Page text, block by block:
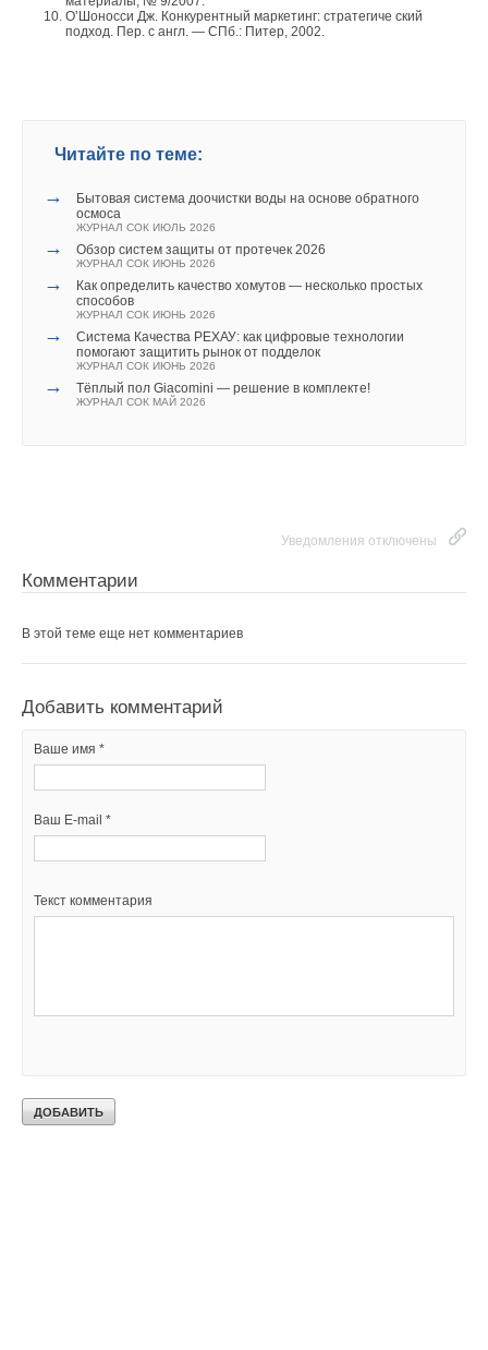
О’Шоносси Дж. Конкурентный маркетинг: стратегиче ский
подход. Пер. с англ. — СПб.: Питер, 2002.
Читайте по теме:
→
Бытовая система доочистки воды на основе обратного
осмоса
ЖУРНАЛ СОК ИЮЛЬ 2026
→ Обзор систем защиты от протечек 2026
ЖУРНАЛ СОК ИЮНЬ 2026
→
Как определить качество хомутов — несколько простых
способов
ЖУРНАЛ СОК ИЮНЬ 2026
→
Система Качества РЕХАУ: как цифровые технологии
помогают защитить рынок от подделок
ЖУРНАЛ СОК ИЮНЬ 2026
→ Тёплый пол Giacomini — решение в комплекте!
ЖУРНАЛ СОК МАЙ 2026
Уведомления отключены
Комментарии
В этой теме еще нет комментариев
Добавить комментарий
Ваше имя *
Ваш E-mail *
Текст комментария